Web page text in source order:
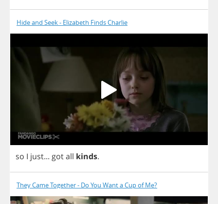
Hide and Seek - Elizabeth Finds Charlie
so I just... gotall kinds.
They Came Together - Do You Want a Cup of Me?